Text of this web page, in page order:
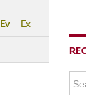
Ev Ex
for: